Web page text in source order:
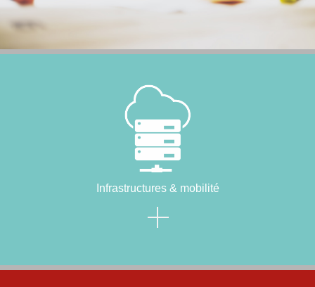
Infrastructures & mobilité